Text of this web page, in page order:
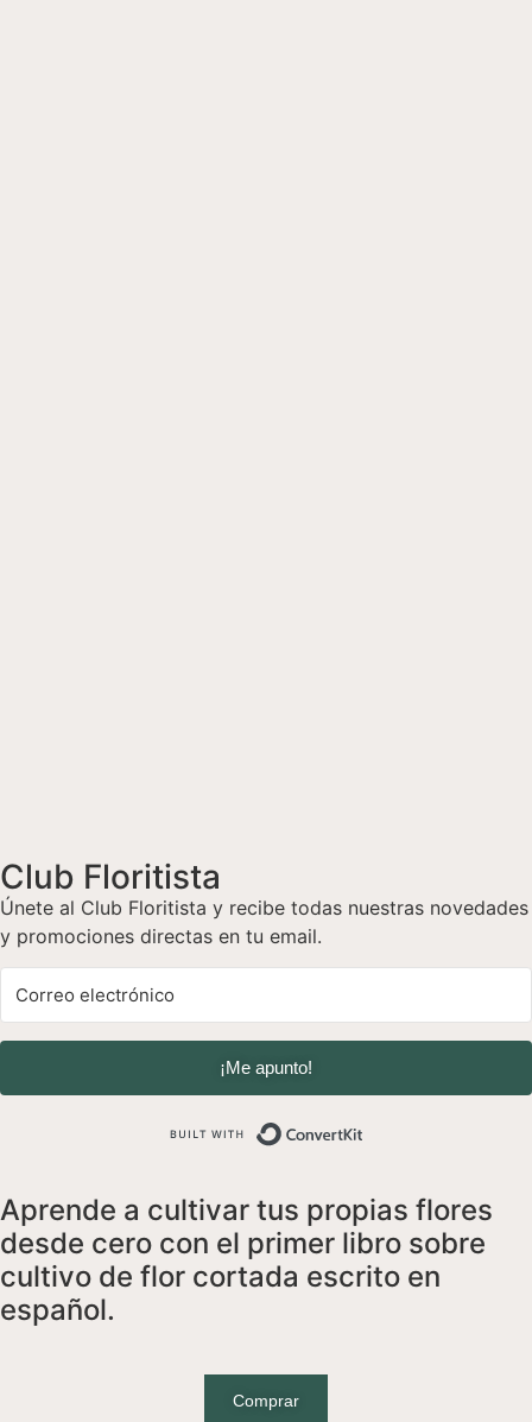
Club Floritista
Únete al Club Floritista y recibe todas nuestras novedades
y promociones directas en tu email.
¡Me apunto!
Aprende a cultivar tus propias flores
desde cero con el primer libro sobre
cultivo de flor cortada escrito en
español.
Comprar